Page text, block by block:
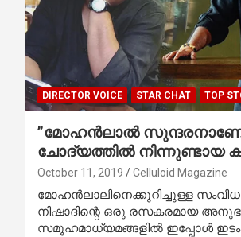
DIRECTOR VOICE STAR CHAT TOP
”മോഹന്‍ലാല്‍
ചോദ്യത്തില്‍ നിന്നുണ്ടായ
October 11, 2019 Celluloid Magazine
മോഹന്‍ലാലിനെക്കുറിച്ചുള്ള
നിഷാദിന്റെ ഒരു രസകരമായ
സമൂഹമാധ്യമങ്ങളില്‍ ഇപ്പോള്‍ ഇടം